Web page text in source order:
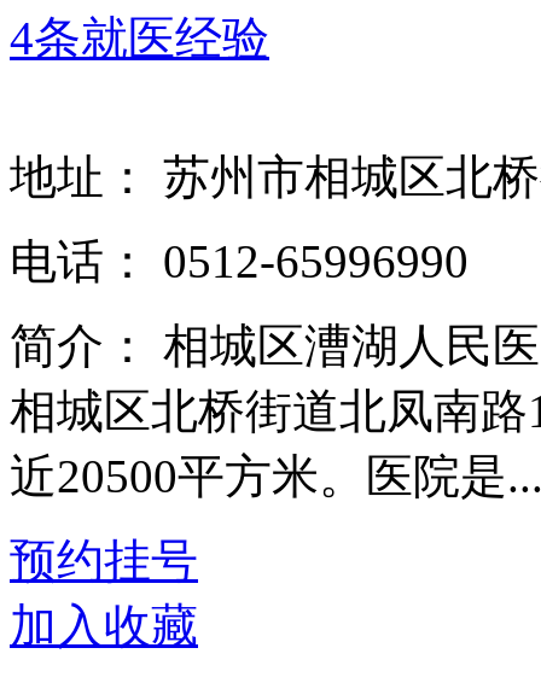
4条就医经验
地址：
苏州市相城区北
电话：
0512-65996990
简介：
相城区漕湖人民
相城区北桥街道北凤南
近20500平方米。医院是
预约挂号
加入收藏